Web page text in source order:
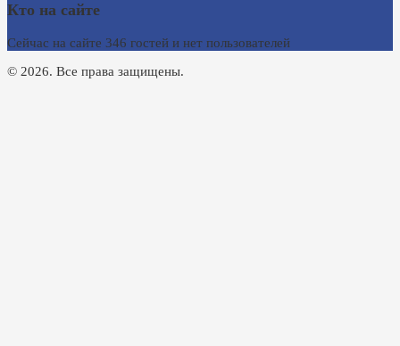
Кто на сайте
Сейчас на сайте 346 гостей и нет пользователей
© 2026. Все права защищены.